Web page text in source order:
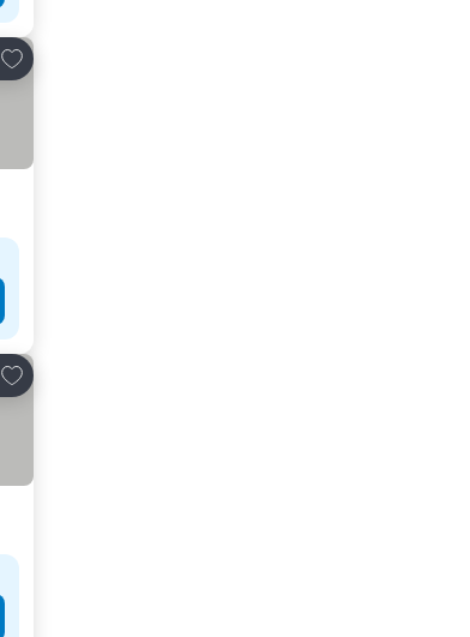
เพิ่มในรายการโปรด
เพิ่มในรายการโปรด